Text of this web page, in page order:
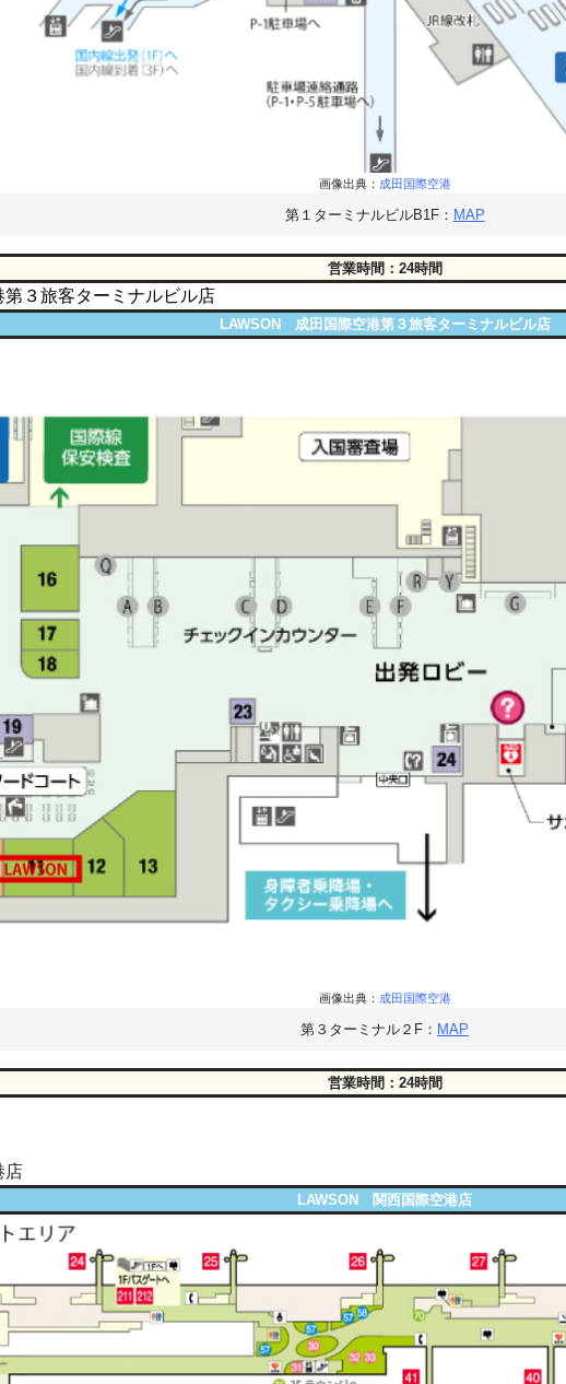
画像出典： 成田国際空港
第１ターミナルビルB1F： MAP
営業時間：24時間
第３旅客ターミナルビル店
LAWSON 成田国際空港第３旅客ターミナルビル店
画像出典： 成田国際空港
第３ターミナル２F： MAP
営業時間：24時間
店
LAWSON 関西国際空港店